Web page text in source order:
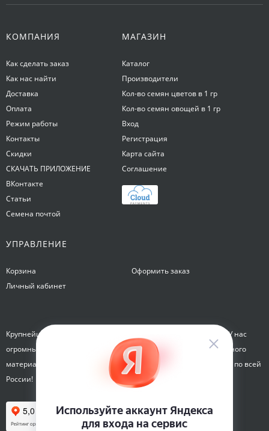
КОМПАНИЯ
Как сделать заказ
Как нас найти
Доставка
Оплата
Режим работы
Контакты
Скидки
СКАЧАТЬ ПРИЛОЖЕНИЕ
ВКонтакте
Статьи
Семена почтой
МАГАЗИН
Каталог
Производители
Кол-во семян цветов в 1 гр
Кол-во семян овощей в 1 гр
Вход
Регистрация
Карта сайта
Соглашение
УПРАВЛЕНИЕ
Корзина
Личный кабинет
Оформить заказ
Крупнейший интернет-магазин семян Семена на Яблочкова. У нас
огромный каталог семян, растений, луковиц цветов и посадочного
материала. Здесь вы можете купить семена почтой и курьером по всей
России!